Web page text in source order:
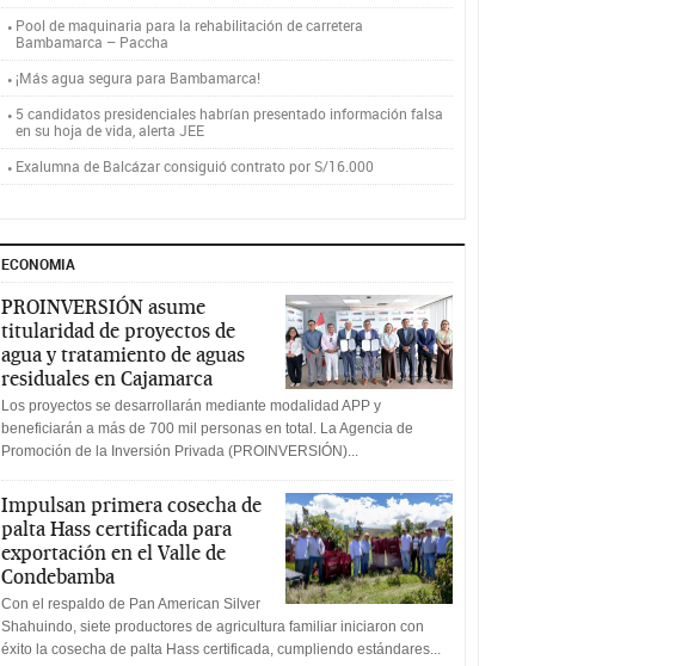
Pool de maquinaria para la rehabilitación de carretera
Bambamarca – Paccha
¡Más agua segura para Bambamarca!
5 candidatos presidenciales habrían presentado información falsa
en su hoja de vida, alerta JEE
Exalumna de Balcázar consiguió contrato por S/16.000
ECONOMIA
PROINVERSIÓN asume
titularidad de proyectos de
agua y tratamiento de aguas
residuales en Cajamarca
Los proyectos se desarrollarán mediante modalidad APP y
beneficiarán a más de 700 mil personas en total. La Agencia de
Promoción de la Inversión Privada (PROINVERSIÓN)...
Impulsan primera cosecha de
palta Hass certificada para
exportación en el Valle de
Condebamba
Con el respaldo de Pan American Silver
Shahuindo, siete productores de agricultura familiar iniciaron con
éxito la cosecha de palta Hass certificada, cumpliendo estándares...